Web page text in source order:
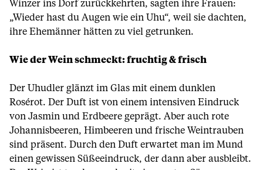
Winzer ins Dorf zurückkehrten, sagten ihre Frauen:
„Wieder hast du Augen wie ein Uhu“, weil sie dachten,
ihre Ehemänner hätten zu viel getrunken.
Wie der Wein schmeckt: fruchtig & frisch
Der Uhudler glänzt im Glas mit einem dunklen
Rosérot. Der Duft ist von einem intensiven Eindruck
von Jasmin und Erdbeere geprägt. Aber auch rote
Johannisbeeren, Himbeeren und frische Weintrauben
sind präsent. Durch den Duft erwartet man im Mund
einen gewissen Süßeeindruck, der dann aber ausbleibt.